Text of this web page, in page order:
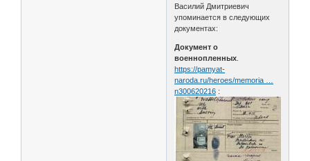
Василий Дмитриевич
упоминается в следующих
документах:
Документ о
военнопленных
https://pamyat-
naroda.ru/heroes/memoria …
n300620216 :